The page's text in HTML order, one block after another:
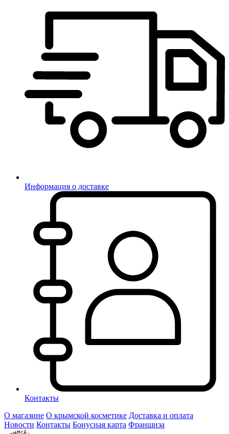
Информация о доставке
Контакты
О магазине О крымской косметике Доставка и оплата
Новости Контакты Бонусная карта Франшиза